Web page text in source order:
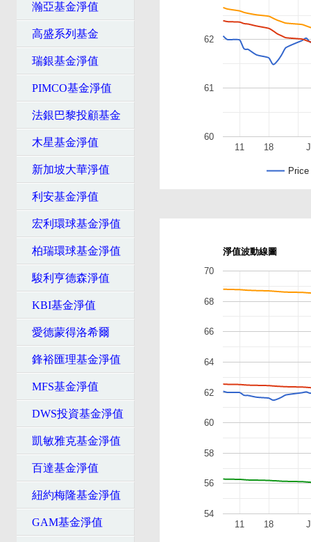
瀚亞基金淨值
高盛系列基金
瑞銀基金淨值
PIMCO基金淨值
法銀巴黎投顧基金
木星基金淨值
新加坡大華淨值
利安基金淨值
宏利環球基金淨值
柏瑞環球基金淨值
駿利亨德森淨值
KBI基金淨值
愛德蒙得洛希爾
鋒裕匯理基金淨值
MFS基金淨值
DWS投資基金淨值
凱敏雅克基金淨值
百達基金淨值
紐約梅隆基金淨值
GAM基金淨值
Price
11 18
60
61
62
淨值波動線圖
11 18
54
56
58
60
62
64
66
68
70